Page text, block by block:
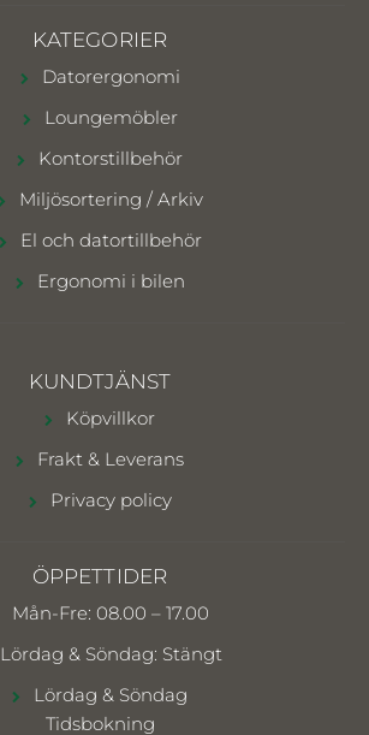
KATEGORIER
Datorergonomi
Loungemöbler
Kontorstillbehör
Miljösortering / Arkiv
El och datortillbehör
Ergonomi i bilen
KUNDTJÄNST
Köpvillkor
Frakt & Leverans
Privacy policy
ÖPPETTIDER
Mån-Fre: 08.00 – 17.00
Lördag & Söndag: Stängt
Lördag & Söndag
Tidsbokning